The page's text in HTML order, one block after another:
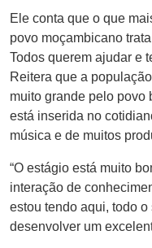
Ele conta que o que
povo moçambicano
Todos querem ajudar e
Reitera que a
muito grande pelo povo
está inserida no
música e de muitos
“O estágio está muito
interação de
estou tendo aqui, todo
desenvolver um